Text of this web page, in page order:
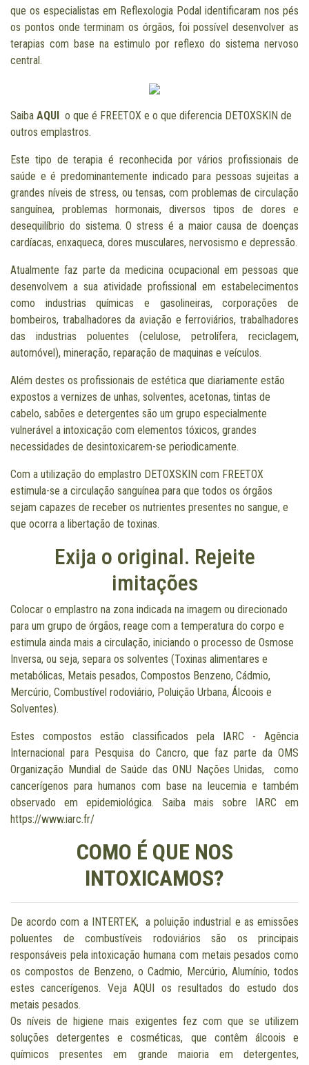
que os especialistas em Reflexologia Podal identificaram nos pés
os pontos onde terminam os órgãos, foi possível desenvolver as
terapias com base na estimulo por reflexo do sistema nervoso
central.
Saiba AQUI o que é FREETOX e o que diferencia DETOXSKIN de
outros emplastros.
Este tipo de terapia é reconhecida por vários profissionais de
saúde e é predominantemente indicado para pessoas sujeitas a
grandes níveis de stress, ou tensas, com problemas de circulação
sanguínea, problemas hormonais, diversos tipos de dores e
desequilíbrio do sistema. O stress é a maior causa de doenças
cardíacas, enxaqueca, dores musculares, nervosismo e depressão.
Atualmente faz parte da medicina ocupacional em pessoas que
desenvolvem a sua atividade profissional em estabelecimentos
como industrias químicas e gasolineiras, corporações de
bombeiros, trabalhadores da aviação e ferroviários, trabalhadores
das industrias poluentes (celulose, petrolífera, reciclagem,
automóvel), mineração, reparação de maquinas e veículos.
Além destes os profissionais de estética que diariamente estão
expostos a vernizes de unhas, solventes, acetonas, tintas de
cabelo, sabões e detergentes são um grupo especialmente
vulnerável a intoxicação com elementos tóxicos, grandes
necessidades de desintoxicarem-se periodicamente.
Com a utilização do emplastro DETOXSKIN com FREETOX
estimula-se a circulação sanguínea para que todos os órgãos
sejam capazes de receber os nutrientes presentes no sangue, e
que ocorra a libertação de toxinas.
Exija o original. Rejeite
imitações
Colocar o emplastro na zona indicada na imagem ou direcionado
para um grupo de órgãos, reage com a temperatura do corpo e
estimula ainda mais a circulação, iniciando o processo de Osmose
Inversa, ou seja, separa os solventes (Toxinas alimentares e
metabólicas, Metais pesados, Compostos Benzeno, Cádmio,
Mercúrio, Combustível rodoviário, Poluição Urbana, Álcoois e
Solventes).
Estes compostos estão classificados pela IARC - Agência
Internacional para Pesquisa do Cancro, que faz parte da OMS
Organização Mundial de Saúde das ONU Nações Unidas, como
cancerígenos para humanos com base na leucemia e também
observado em epidemiológica. Saiba mais sobre IARC em
https://www.iarc.fr/
COMO É QUE NOS
INTOXICAMOS?
De acordo com a INTERTEK, a poluição industrial e as emissões
poluentes de combustíveis rodoviários são os principais
responsáveis pela intoxicação humana com metais pesados como
os compostos de Benzeno, o Cadmio, Mercúrio, Alumínio, todos
estes cancerígenos. VejaAQUI os resultados do estudo dos
metais pesados.
Os níveis de higiene mais exigentes fez com que se utilizem
soluções detergentes e cosméticas, que contêm álcoois e
químicos presentes em grande maioria em detergentes,